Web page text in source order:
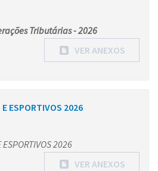
Tributárias - 2026
VER ANEXOS
ESPORTIVOS 2026
ESPORTIVOS 2026
VER ANEXOS